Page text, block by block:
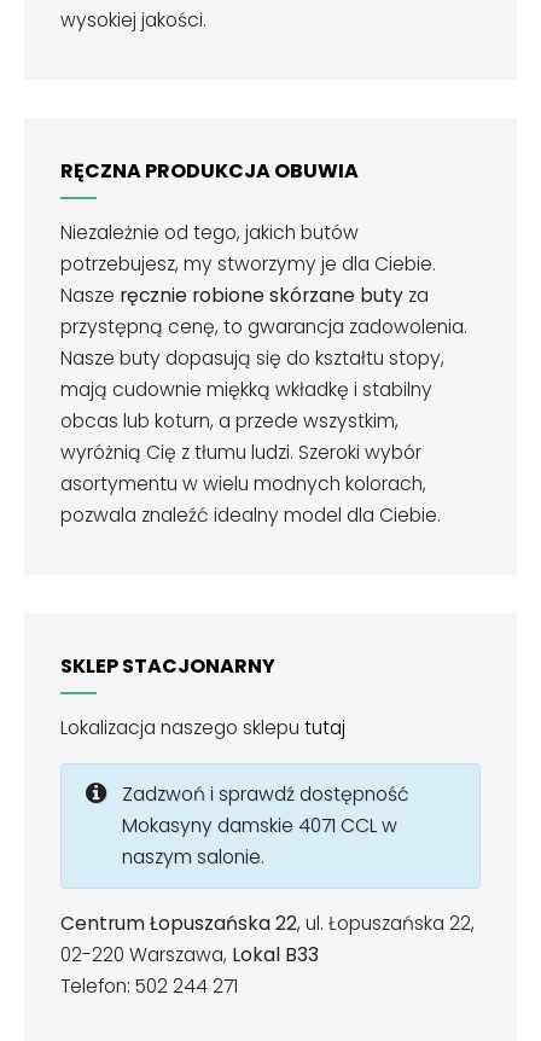
wysokiej jakości.
RĘCZNA PRODUKCJA OBUWIA
Niezależnie od tego, jakich butów
potrzebujesz, my stworzymy je dla Ciebie.
Nasze ręcznie robione skórzane buty za
przystępną cenę, to gwarancja zadowolenia.
Nasze buty dopasują się do kształtu stopy,
mają cudownie miękką wkładkę i stabilny
obcas lub koturn, a przede wszystkim,
wyróżnią Cię z tłumu ludzi. Szeroki wybór
asortymentu w wielu modnych kolorach,
pozwala znaleźć idealny model dla Ciebie.
SKLEP STACJONARNY
Lokalizacja naszego sklepu tutaj
Zadzwoń i sprawdź dostępność
Mokasyny damskie 4071 CCL w
naszym salonie.
Centrum Łopuszańska 22, ul. Łopuszańska 22,
02-220 Warszawa, Lokal B33
Telefon: 502 244 271